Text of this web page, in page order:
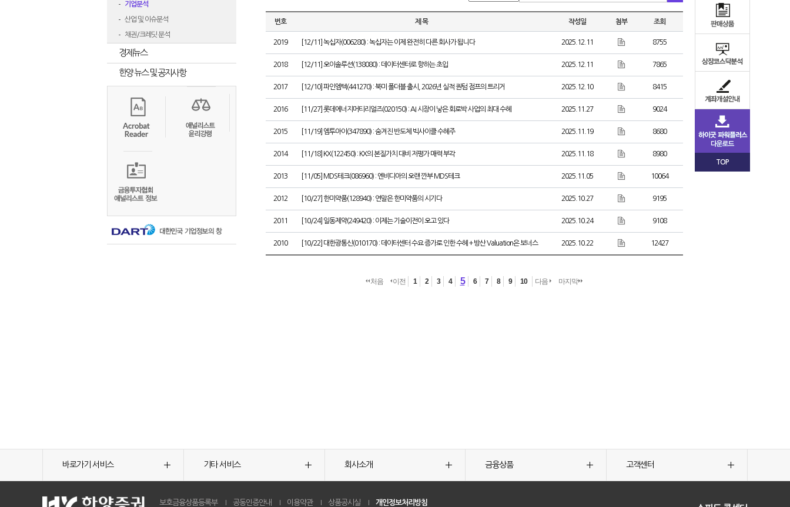
기업분석
산업 및 이슈분석
채권/크레딧 분석
경제뉴스
한양 뉴스 및 공지사항
번호 제 목 작성일 첨부 조회
2019 [12/11] 녹십자(006280) : 녹십자는 이제 완전히 다른 회사가 됩니다 2025.12.11 8755
2018 [12/11] 오이솔루션(138080) : 데이터센터로 향하는 초입 2025.12.11 7865
2017 [12/10] 파인엠텍(441270) : 북미 폴더블 출시, 2026년 실적 퀀텀 점프의 트리거 2025.12.10 8415
2016 [11/27] 롯데에너지머티리얼즈(020150) : AI 시장이 낳은 회로박 사업의 최대 수혜 2025.11.27 9024
2015 [11/19] 엠투아이(347890) : 숨겨진 반도체 빅사이클 수혜주 2025.11.19 8680
2014 [11/18] KX(122450) : KX의 본질가치 대비 저평가 매력 부각 2025.11.18 8980
2013 [11/05] MDS테크(086960) : 엔비디아의 오랜 깐부 MDS테크 2025.11.05 10064
2012 [10/27] 한미약품(128940) : 연말은 한미약품의 시기다 2025.10.27 9195
2011 [10/24] 일동제약(249420) : 이제는 기술이전이 오고 있다 2025.10.24 9108
2010 [10/22] 대한광통신(010170) : 데이터센터 수요 증가로 인한 수혜 + 방산 Valuation은 보너스 2025.10.22 12427
처음 이전 1 2 3 4 5 6 7 8 9 10 다음 마지막
TOP
바로가기 서비스 기타 서비스 회사소개 금융상품 고객센터
보호금융상품등록부 공동인증안내 이용약관 상품공시실 개인정보처리방침